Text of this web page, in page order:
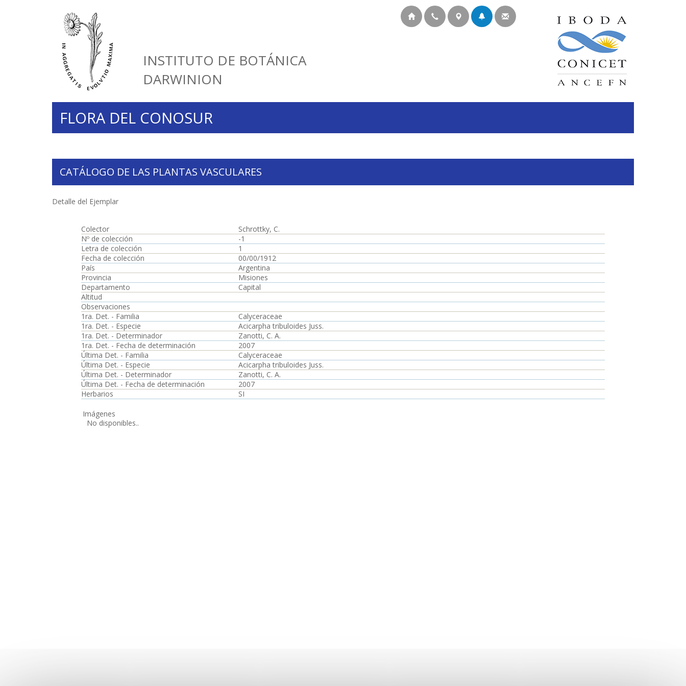
INSTITUTO DE BOTÁNICA
DARWINION
FLORA DEL CONOSUR
CATÁLOGO DE LAS PLANTAS VASCULARES
Detalle del Ejemplar
Colector
Schrottky, C.
Nº de colección
-1
Letra de colección
1
Fecha de colección
00/00/1912
País
Argentina
Provincia
Misiones
Departamento
Capital
Altitud
Observaciones
1ra. Det. - Familia
Calyceraceae
1ra. Det. - Especie
Acicarpha tribuloides Juss.
1ra. Det. - Determinador
Zanotti, C. A.
1ra. Det. - Fecha de determinación
2007
Última Det. - Familia
Calyceraceae
Última Det. - Especie
Acicarpha tribuloides Juss.
Última Det. - Determinador
Zanotti, C. A.
Última Det. - Fecha de determinación
2007
Herbarios
SI
Imágenes
No disponibles..